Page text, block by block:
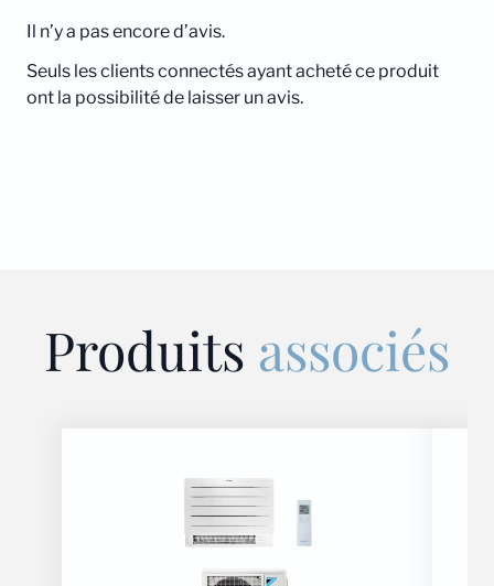
Il n’y a pas encore d’avis.
Seuls les clients connectés ayant acheté ce produit
ont la possibilité de laisser un avis.
Produits associés